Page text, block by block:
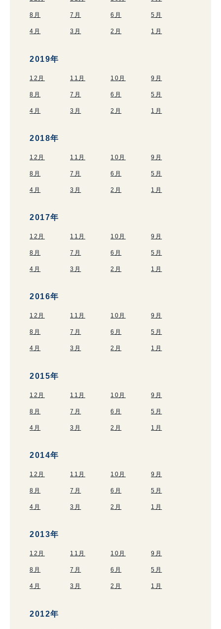
8月 7月 6月 5月
4月 3月 2月 1月
2019年
12月 11月 10月 9月
8月 7月 6月 5月
4月 3月 2月 1月
2018年
12月 11月 10月 9月
8月 7月 6月 5月
4月 3月 2月 1月
2017年
12月 11月 10月 9月
8月 7月 6月 5月
4月 3月 2月 1月
2016年
12月 11月 10月 9月
8月 7月 6月 5月
4月 3月 2月 1月
2015年
12月 11月 10月 9月
8月 7月 6月 5月
4月 3月 2月 1月
2014年
12月 11月 10月 9月
8月 7月 6月 5月
4月 3月 2月 1月
2013年
12月 11月 10月 9月
8月 7月 6月 5月
4月 3月 2月 1月
2012年